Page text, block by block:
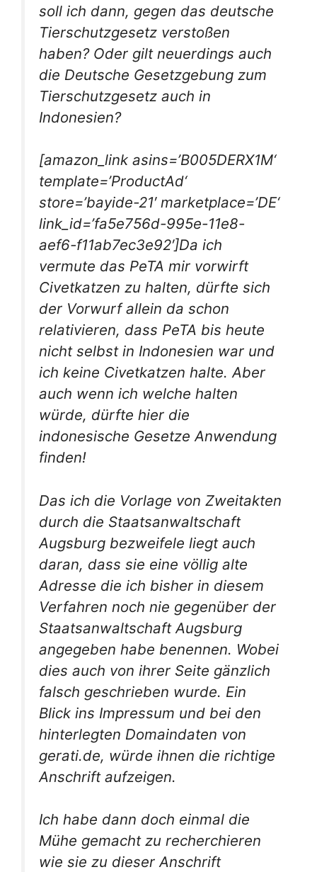
soll ich dann, gegen das deutsche
Tierschutzgesetz verstoßen
haben? Oder gilt neuerdings auch
die Deutsche Gesetzgebung zum
Tierschutzgesetz auch in
Indonesien?
[amazon_link asins=’B005DERX1M‘
template=’ProductAd‘
store=’bayide-21′ marketplace=’DE‘
link_id=’fa5e756d-995e-11e8-
aef6-f11ab7ec3e92′]Da ich
vermute das PeTA mir vorwirft
Civetkatzen zu halten, dürfte sich
der Vorwurf allein da schon
relativieren, dass PeTA bis heute
nicht selbst in Indonesien war und
ich keine Civetkatzen halte. Aber
auch wenn ich welche halten
würde, dürfte hier die
indonesische Gesetze Anwendung
finden!
Das ich die Vorlage von Zweitakten
durch die Staatsanwaltschaft
Augsburg bezweifele liegt auch
daran, dass sie eine völlig alte
Adresse die ich bisher in diesem
Verfahren noch nie gegenüber der
Staatsanwaltschaft Augsburg
angegeben habe benennen. Wobei
dies auch von ihrer Seite gänzlich
falsch geschrieben wurde. Ein
Blick ins Impressum und bei den
hinterlegten Domaindaten von
gerati.de, würde ihnen die richtige
Anschrift aufzeigen.
Ich habe dann doch einmal die
Mühe gemacht zu recherchieren
wie sie zu dieser Anschrift